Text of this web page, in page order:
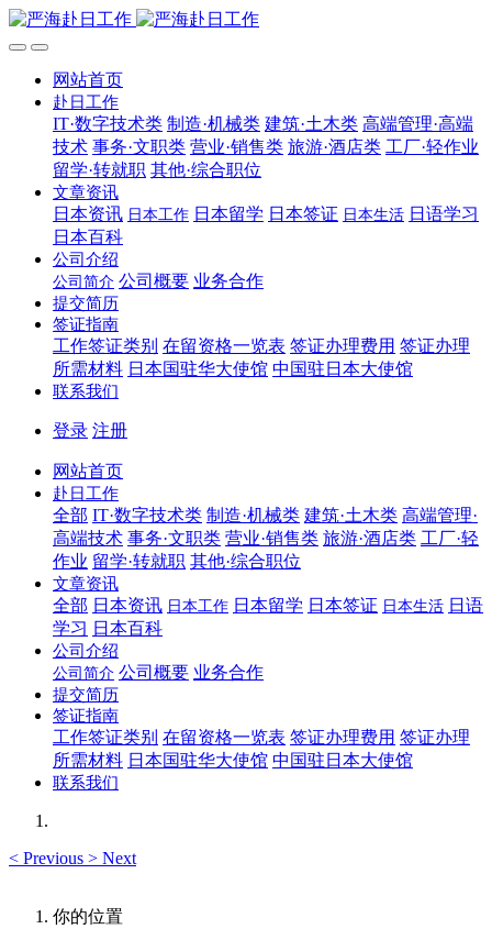
网站首页
赴日工作
IT·数字技术类 制造·机械类 建筑·土木类 高端管理·高端
技术 事务·文职类 营业·销售类 旅游·酒店类 工厂·轻作业
留学·转就职 其他·综合职位
文章资讯
日本资讯 日本工作 日本留学 日本签证 日本生活 日语学习
日本百科
公司介绍
公司简介 公司概要 业务合作
提交简历
签证指南
工作签证类别 在留资格一览表 签证办理费用 签证办理
所需材料 日本国驻华大使馆 中国驻日本大使馆
联系我们
登录 注册
网站首页
赴日工作
全部 IT·数字技术类 制造·机械类 建筑·土木类 高端管理·
高端技术 事务·文职类 营业·销售类 旅游·酒店类 工厂·轻
作业 留学·转就职 其他·综合职位
文章资讯
全部 日本资讯 日本工作 日本留学 日本签证 日本生活 日语
学习 日本百科
公司介绍
公司简介 公司概要 业务合作
提交简历
签证指南
工作签证类别 在留资格一览表 签证办理费用 签证办理
所需材料 日本国驻华大使馆 中国驻日本大使馆
联系我们
< Previous > Next
你的位置